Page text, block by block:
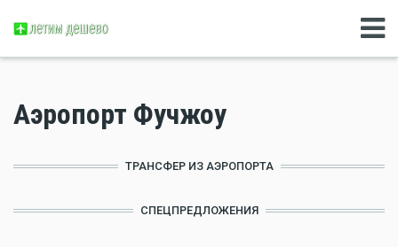
Аэропорт Фучжоу
ТРАНСФЕР ИЗ АЭРОПОРТА
СПЕЦПРЕДЛОЖЕНИЯ